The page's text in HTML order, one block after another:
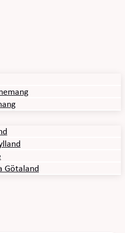
Götaland